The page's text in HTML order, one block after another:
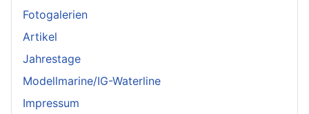
Fotogalerien
Artikel
Jahrestage
Modellmarine/IG-Waterline
Impressum